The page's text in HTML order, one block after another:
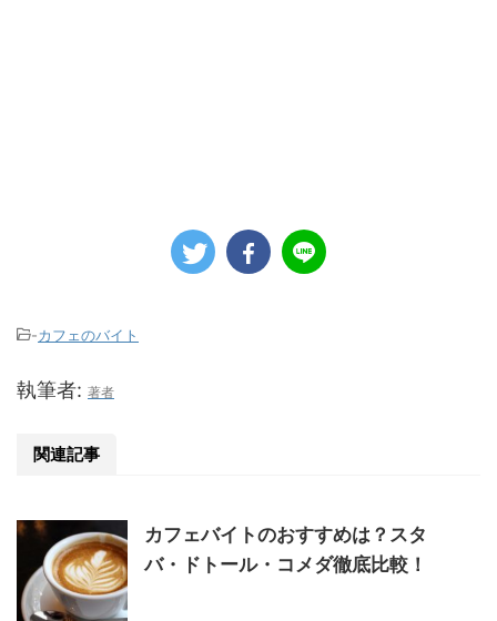
-カフェのバイト
執筆者: 著者
関連記事
カフェバイトのおすすめは？スタ
バ・ドトール・コメダ徹底比較！